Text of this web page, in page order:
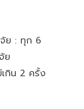
จัย : ทุก 6
ย
เกิน 2 ครั้ง